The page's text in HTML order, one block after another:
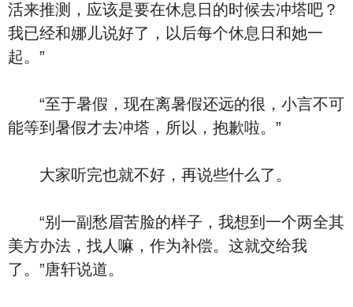
活来推测，应该是要在休息日的时候去冲塔吧？
我已经和娜儿说好了，以后每个休息日和她一
起。”
“至于暑假，现在离暑假还远的很，小言不可
能等到暑假才去冲塔，所以，抱歉啦。”
大家听完也就不好，再说些什么了。
“别一副愁眉苦脸的样子，我想到一个两全其
美方办法，找人嘛，作为补偿。这就交给我
了。”唐轩说道。